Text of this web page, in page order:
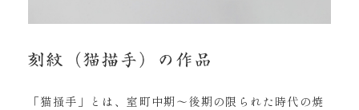
「猫掻手」とは、室町中期〜後期の限られた時代の焼